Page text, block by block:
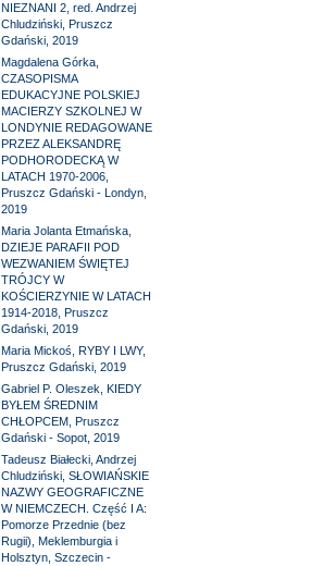
NIEZNANI 2, red. Andrzej
Chludziński, Pruszcz
Gdański, 2019
Magdalena Górka,
CZASOPISMA
EDUKACYJNE POLSKIEJ
MACIERZY SZKOLNEJ W
LONDYNIE REDAGOWANE
PRZEZ ALEKSANDRĘ
PODHORODECKĄ W
LATACH 1970-2006,
Pruszcz Gdański - Londyn,
2019
Maria Jolanta Etmańska,
DZIEJE PARAFII POD
WEZWANIEM ŚWIĘTEJ
TRÓJCY W
KOŚCIERZYNIE W LATACH
1914-2018, Pruszcz
Gdański, 2019
Maria Mickoś, RYBY I LWY,
Pruszcz Gdański, 2019
Gabriel P. Oleszek, KIEDY
BYŁEM ŚREDNIM
CHŁOPCEM, Pruszcz
Gdański - Sopot, 2019
Tadeusz Białecki, Andrzej
Chludziński, SŁOWIAŃSKIE
NAZWY GEOGRAFICZNE
W NIEMCZECH. Część I A:
Pomorze Przednie (bez
Rugii), Meklemburgia i
Holsztyn, Szczecin -